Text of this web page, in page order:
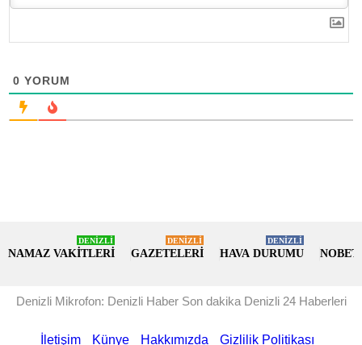
0 YORUM
NAMAZ VAKİTLERİ
DENİZLİ
GAZETELERİ
DENİZLİ
HAVA DURUMU
DENİZLİ
Denizli Mikrofon: Denizli Haber Son dakika Denizli 24 Haberleri
İletişim Künye Hakkımızda Gizlilik Politikası